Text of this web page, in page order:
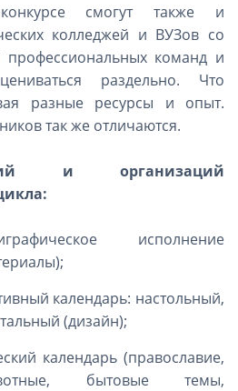
смогут также и
колледжей и ВУЗов со
профессиональных команд и
раздельно. Что
разные ресурсы и опыт.
так же отличаются.
и организаций
исполнение
календарь: настольный,
(дизайн);
календарь (православие,
бытовые темы,